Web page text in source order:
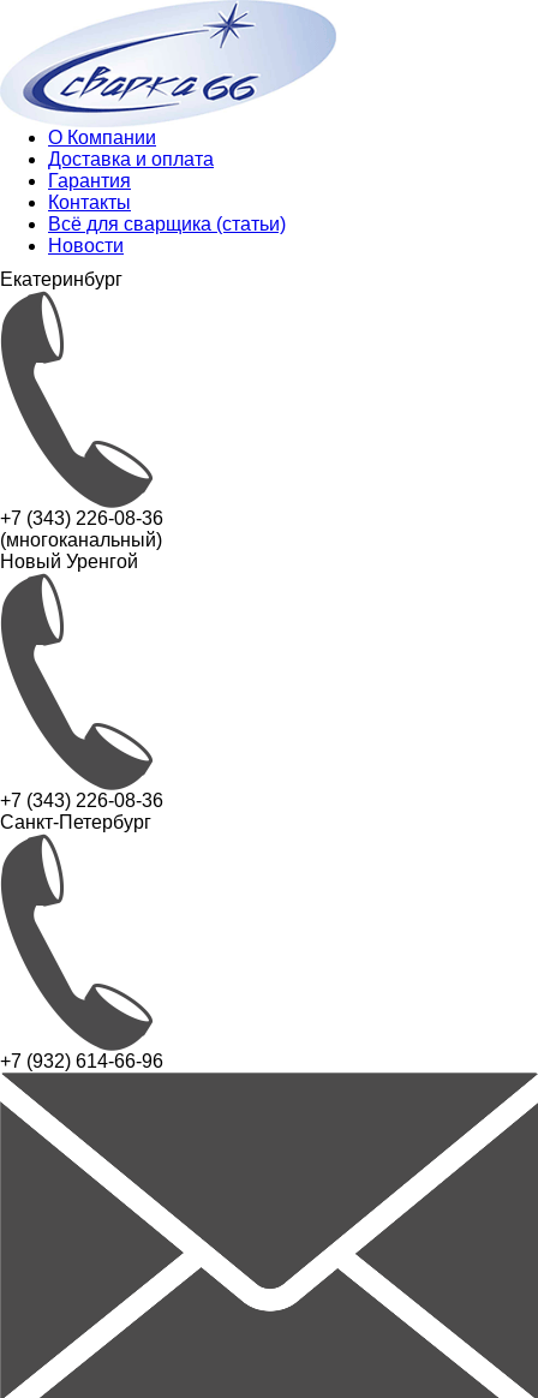
О Компании
Доставка и оплата
Гарантия
Контакты
Всё для сварщика (статьи)
Новости
Екатеринбург
+7 (343) 226-08-36
(многоканальный)
Новый Уренгой
+7 (343) 226-08-36
Санкт-Петербург
+7 (932) 614-66-96